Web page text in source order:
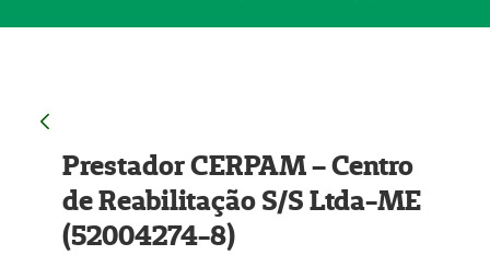
Prestador CERPAM – Centro
de Reabilitação S/S Ltda-ME
(52004274-8)